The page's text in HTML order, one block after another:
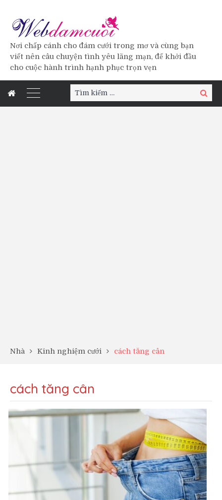
Nơi chấp cánh cho đám cưới trong mơ và cùng bạn
viết nên câu chuyện tình yêu lãng mạn, để khởi đầu
cho cuộc hành trình hạnh phục trọn vẹn
Tìm
kiếm:
Tìm
kiếm
Nhà Kinh nghiệm cưới cách tăng cân
cách tăng cân